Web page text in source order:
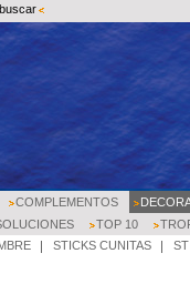
buscar
COMPLEMENTOS
TOP 10
STICKS CUNITAS